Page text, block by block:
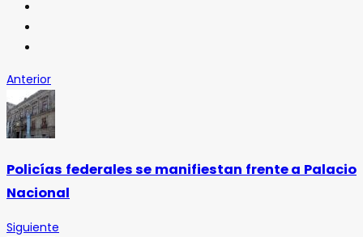
Anterior
Policías federales se manifiestan frente a Palacio
Nacional
Siguiente